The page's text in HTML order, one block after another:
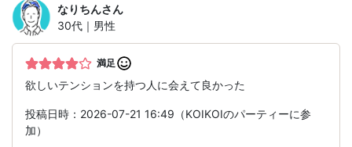
なりちんさん
30代｜男性
満足
欲しいテンションを持つ人に会えて良かった
投稿日時：2026-07-21 16:49（KOIKOIのパーティーに参
加）